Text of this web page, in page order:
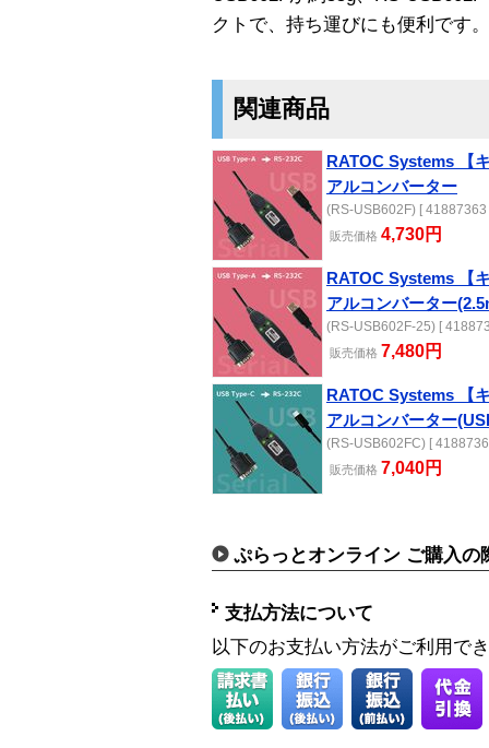
クトで、持ち運びにも便利です。
関連商品
RATOC Systems 【
アルコンバーター
(RS-USB602F) [ 41887363
販売価格 4,730円
RATOC Systems 【
アルコンバーター
(RS-USB602F-25) [
販売価格 7,480円
RATOC Systems 【
アルコンバーター
(RS-USB602FC) [
販売価格 7,040円
ぷらっとオンライン ご購入の
支払方法について
以下のお支払い方法がご利用で